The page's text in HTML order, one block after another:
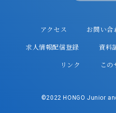
アクセス お問い合
求人情報配信登録
資料
リンク
この
©2022 HONGO Junior